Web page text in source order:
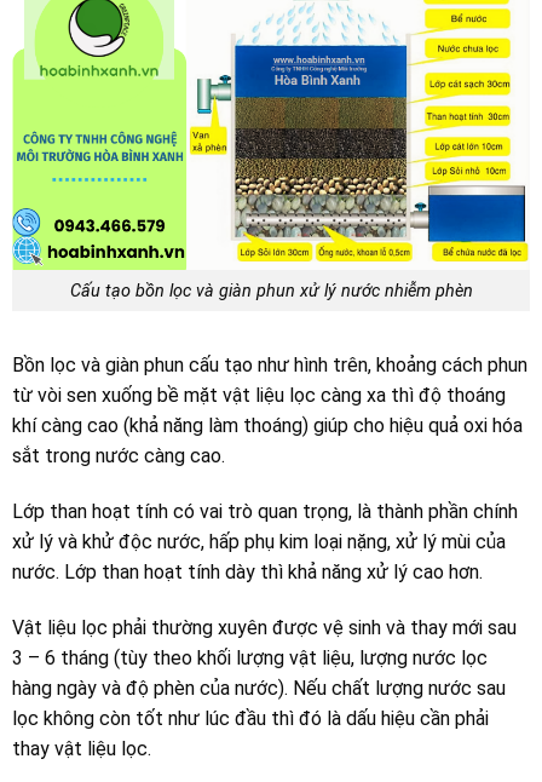
Cấu tạo bồn lọc và giàn phun xử lý nước nhiễm phèn
Bồn lọc và giàn phun cấu tạo như hình trên, khoảng cách phun
từ vòi sen xuống bề mặt vật liệu lọc càng xa thì độ thoáng
khí càng cao (khả năng làm thoáng) giúp cho hiệu quả oxi hóa
sắt trong nước càng cao.
Lớp than hoạt tính có vai trò quan trọng, là thành phần chính
xử lý và khử độc nước, hấp phụ kim loại nặng, xử lý mùi của
nước. Lớp than hoạt tính dày thì khả năng xử lý cao hơn.
Vật liệu lọc phải thường xuyên được vệ sinh và thay mới sau
3 – 6 tháng (tùy theo khối lượng vật liệu, lượng nước lọc
hàng ngày và độ phèn của nước). Nếu chất lượng nước sau
lọc không còn tốt như lúc đầu thì đó là dấu hiệu cần phải
thay vật liệu lọc.